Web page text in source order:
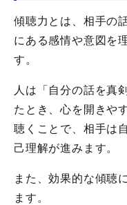
傾聴力とは、相手の
にある感情や意図を
す。
人は「自分の話を真
たとき、心を開きや
聴くことで、相手は
己理解が進みます。
また、効果的な傾聴
ます。